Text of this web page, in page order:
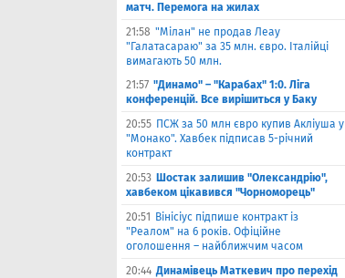
матч. Перемога на жилах
21:58 "Мілан" не продав Леау
"Галатасараю" за 35 млн. євро. Італійці
вимагають 50 млн.
21:57 "Динамо" – "Карабах" 1:0. Ліга
конференцій. Все вирішиться у Баку
20:55 ПСЖ за 50 млн євро купив Акліуша у
"Монако". Хавбек підписав 5-річний
контракт
20:53 Шостак залишив "Олександрію",
хавбеком цікавився "Чорноморець"
20:51
Вінісіус підпише контракт із
"Реалом" на 6 років. Офіційне
оголошення – найближчим часом
20:44 Динамівець Маткевич про перехід